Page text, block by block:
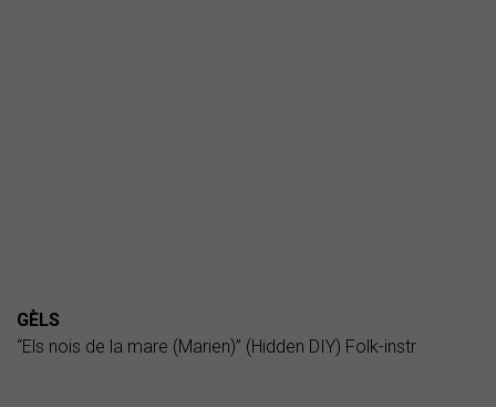
GÈLS
“Els nois de la mare (Marien)” (Hidden DIY) Folk-instr